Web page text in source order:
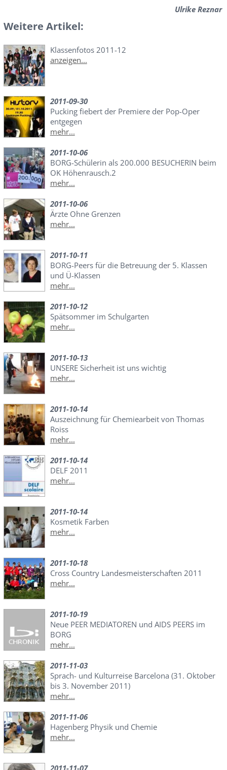
Ulrike Reznar
Weitere Artikel:
Klassenfotos 2011-12
anzeigen...
2011-09-30
Pucking fiebert der Premiere der Pop-Oper
entgegen
mehr...
2011-10-06
BORG-Schülerin als 200.000 BESUCHERIN beim
OK Höhenrausch.2
mehr...
2011-10-06
Ärzte Ohne Grenzen
mehr...
2011-10-11
BORG-Peers für die Betreuung der 5. Klassen
und Ü-Klassen
mehr...
2011-10-12
Spätsommer im Schulgarten
mehr...
2011-10-13
UNSERE Sicherheit ist uns wichtig
mehr...
2011-10-14
Auszeichnung für Chemiearbeit von Thomas
Roiss
mehr...
2011-10-14
DELF 2011
mehr...
2011-10-14
Kosmetik Farben
mehr...
2011-10-18
Cross Country Landesmeisterschaften 2011
mehr...
2011-10-19
Neue PEER MEDIATOREN und AIDS PEERS im
BORG
mehr...
2011-11-03
Sprach- und Kulturreise Barcelona (31. Oktober
bis 3. November 2011)
mehr...
2011-11-06
Hagenberg Physik und Chemie
mehr...